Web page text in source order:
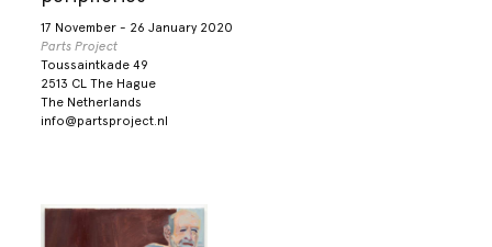
17 November - 26 January 2020
Parts Project
Toussaintkade 49
2513 CL The Hague
The Netherlands
info@partsproject.nl